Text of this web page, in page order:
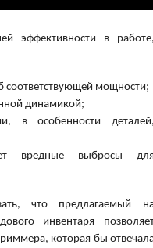
эффективности в
мощности;
динамикой;
в особенности
вредные выбросы
что предлагаемый
инвентаря
которая бы